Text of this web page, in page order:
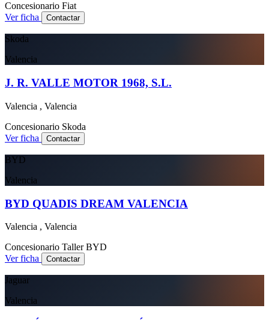
Concesionario Fiat
Ver ficha
Contactar
Skoda
Valencia
J. R. VALLE MOTOR 1968, S.L.
Valencia , Valencia
Concesionario Skoda
Ver ficha
Contactar
BYD
Valencia
BYD QUADIS DREAM VALENCIA
Valencia , Valencia
Concesionario Taller BYD
Ver ficha
Contactar
Jaguar
Valencia